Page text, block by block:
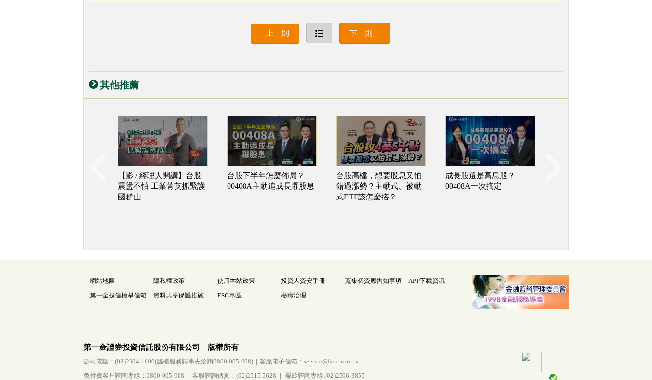
上一則 下一則
其他推薦
【影 / 經理人開講】台股
震盪不怕 工業菁英抓緊護
國群山
台股下半年怎麼佈局？
00408A主動追成長躍股息
台股高檔，想要股息又怕
錯過漲勢？主動式、被動
式ETF該怎麼搭？
成長股還是高息股？
00408A一次搞定
網站地圖 隱私權政策 使用本站政策 投資人資安手冊 蒐集個資應告知事項
APP下載資訊
第一金投信檢舉信箱
資料共享保護措施 ESG專區 盡職治理
第一金證券投資信託股份有限公司 版權所有
公司電話：(02)2504-1000(臨櫃服務請事先洽詢0800-005-908)｜客服電子信箱：service@fsitc.com.tw ｜
免付費客戶諮詢專線：0800-005-908 ｜客服諮詢傳真：(02)2515-5628 ｜ 樂齡諮詢專線:(02)2506-3855